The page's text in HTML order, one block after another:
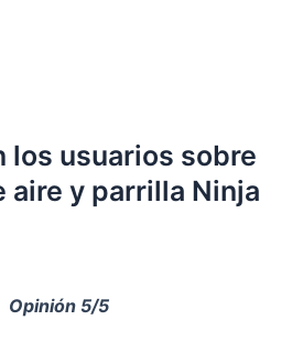
los usuarios sobre
aire y parrilla Ninja
Opinión 5/5